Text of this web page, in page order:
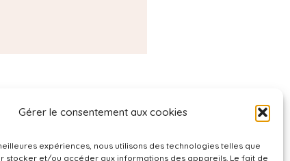
Gérer le consentement aux cookies
expériences, nous utilisons des technologies telles que
stocker et/ou accéder aux informations des appareils. Le fait de